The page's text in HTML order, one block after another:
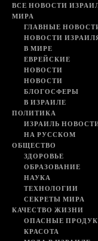
ВСЕ НОВОСТИ
МИРА
ГЛАВНЫЕ
НОВОСТИ
В МИРЕ
ЕВРЕЙСКИЕ
НОВОСТИ
НОВОСТИ
БЛОГОСФЕРЫ
В ИЗРАИЛЕ
ПОЛИТИКА
ИЗРАИЛЬ
НА РУССКОМ
ОБЩЕСТВО
ЗДОРОВЬЕ
ОБРАЗОВАНИЕ
НАУКА
ТЕХНОЛОГИИ
СЕКРЕТЫ МИРА
КАЧЕСТВО ЖИЗНИ
ОПАСНЫЕ
КРАСОТА